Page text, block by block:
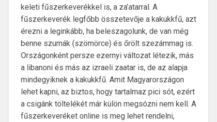
keleti fűszerkeverékkel is, a za’atarral. A
fűszerkeverék legfőbb összetevője a kakukkfű, azt
érezni a leginkább, ha beleszagolunk, de van még
benne szumák (szömörce) és őrölt szezámmag is.
Országonként persze ezernyi változat létezik, más
a libanoni és más az izraeli zaatar is, de az alapja
mindegyiknek a kakukkfű. Amit Magyarországon
lehet kapni, az biztos, hogy tartalmaz pici sót, ezért
a csigánk töltelékét már külön megsózni nem kell. A
fűszerkeveréket online is meg lehet rendelni,